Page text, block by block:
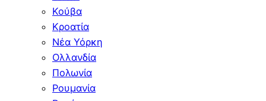
Κούβα
Κροατία
Νέα Υόρκη
Ολλανδία
Πολωνία
Ρουμανία